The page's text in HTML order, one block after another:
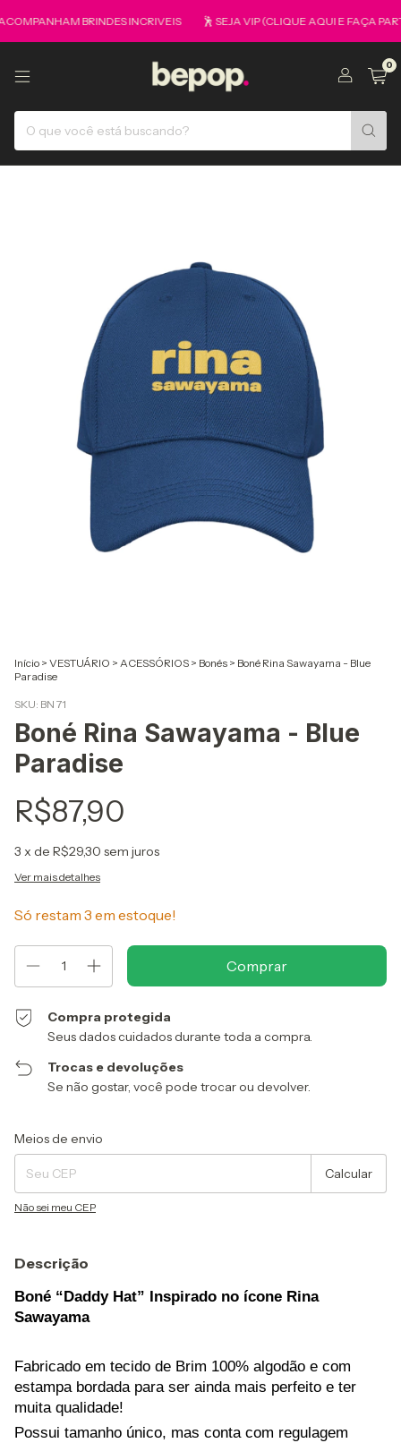
BRINDES INCRIVEIS 🕺 SEJA VIP (CLIQUE AQUI E FAÇA PARTE
0
Início > VESTUÁRIO > ACESSÓRIOS > Bonés > Boné Rina Sawayama - Blue
Paradise
SKU: BN 71
Boné Rina Sawayama - Blue
Paradise
R$87,90
3 x de R$29,30 sem juros
Ver mais detalhes
Só restam 3 em estoque!
Compra protegida
Seus dados cuidados durante toda a compra.
Trocas e devoluções
Se não gostar, você pode trocar ou devolver.
Entregas para o CEP:
Meios de envio
Calcular
Não sei meu CEP
Descrição
Boné “Daddy Hat” Inspirado no ícone Rina
Sawayama
Fabricado em tecido de Brim 100% algodão e com
estampa bordada para ser ainda mais perfeito e ter
muita qualidade!
Possui tamanho único, mas conta com regulagem